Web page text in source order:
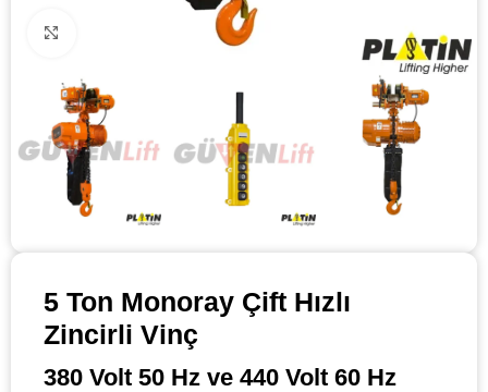
5 Ton Monoray Çift Hızlı
Zincirli Vinç
380 Volt 50 Hz ve 440 Volt 60 Hz